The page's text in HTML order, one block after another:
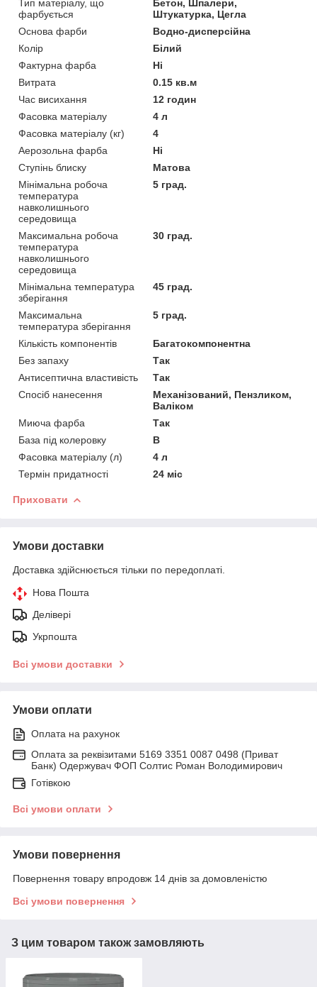
Тип матеріалу, що
фарбується
Бетон, Шпалери,
Штукатурка, Цегла
Основа фарби
Водно-дисперсійна
Колір
Білий
Фактурна фарба
Ні
Витрата
0.15 кв.м
Час висихання
12 годин
Фасовка матеріалу
4 л
Фасовка матеріалу (кг)
4
Аерозольна фарба
Ні
Ступінь блиску
Матова
Мінімальна робоча
температура
навколишнього
середовища
5 град.
Максимальна робоча
температура
навколишнього
середовища
30 град.
Мінімальна температура
зберігання
45 град.
Максимальна
температура зберігання
5 град.
Кількість компонентів
Багатокомпонентна
Без запаху
Так
Антисептична властивість
Так
Спосіб нанесення
Механізований, Пензликом,
Валіком
Миюча фарба
Так
База під колеровку
B
Фасовка матеріалу (л)
4 л
Термін придатності
24 міс
Приховати
Умови доставки
Доставка здійснюється тільки по передоплаті.
Нова Пошта
Делівері
Укрпошта
Всі умови доставки
Умови оплати
Оплата на рахунок
Оплата за реквізитами 5169 3351 0087 0498 (Приват
Банк) Одержувач ФОП Солтис Роман Володимирович
Готівкою
Всі умови оплати
Умови повернення
Повернення товару впродовж 14 днів за домовленістю
Всі умови повернення
З цим товаром також замовляють